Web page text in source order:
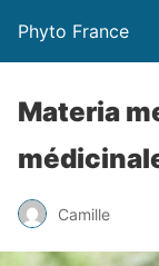
Phyto France
Materia
Camille